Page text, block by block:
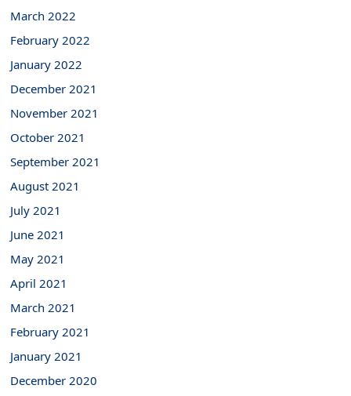
March 2022
February 2022
January 2022
December 2021
November 2021
October 2021
September 2021
August 2021
July 2021
June 2021
May 2021
April 2021
March 2021
February 2021
January 2021
December 2020